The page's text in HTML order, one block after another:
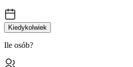
Kiedykolwiek
Ile osób?